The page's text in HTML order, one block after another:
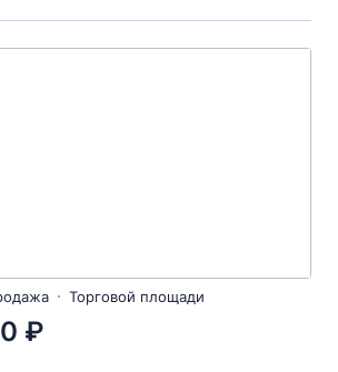
Торговой площади
₽